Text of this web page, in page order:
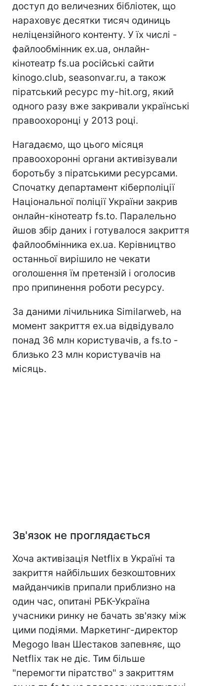
доступ до величезних бібліотек, що
нараховує десятки тисяч одиниць
неліцензійного контенту. У їх числі -
файлообмінник ex.ua, онлайн-
кінотеатр fs.ua російські сайти
kinogo.club, seasonvar.ru, а також
піратський ресурс my-hit.org, який
одного разу вже закривали українські
правоохоронці у 2013 році.
Нагадаємо, що цього місяця
правоохоронні органи активізували
боротьбу з піратськими ресурсами.
Спочатку департамент кіберполіції
Національної поліції України закрив
онлайн-кінотеатр fs.to. Паралельно
йшов збір даних і готувалося закриття
файлообмінника ex.ua. Керівництво
останньої вирішило не чекати
оголошення їм претензій і оголосив
про припинення роботи ресурсу.
За даними лічильника Similarweb, на
момент закриття ех.uа відвідувало
понад 36 млн користувачів, а fs.to -
близько 23 млн користувачів на
місяць.
Зв'язок не проглядається
Хоча активізація Netflix в Україні та
закриття найбільших безкоштовних
майданчиків припали приблизно на
один час, опитані РБК-Україна
учасники ринку не бачать зв'язку між
цими подіями. Маркетинг-директор
Megogo Іван Шестаков запевняє, що
Netflix так не діє. Тим більше
"перемогти піратство" з закриттям